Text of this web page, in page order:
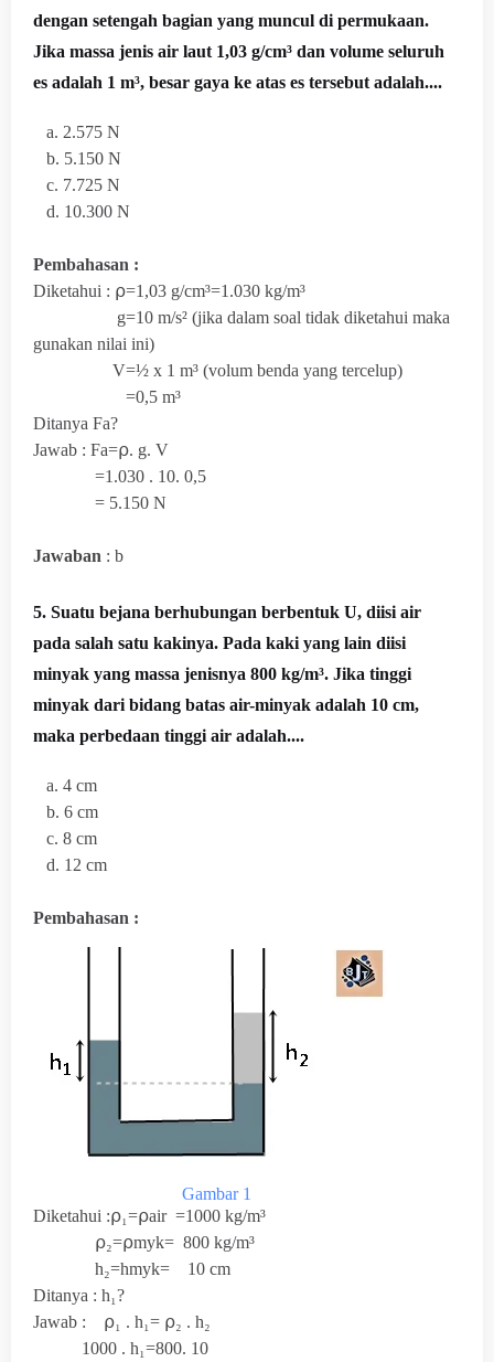
dengan setengah bagian yang muncul di permukaan.
Jika massa jenis air laut 1,03 g/cm³ dan volume seluruh
es adalah 1 m³, besar gaya ke atas es tersebut adalah....
a. 2.575 N
b. 5.150 N
c. 7.725 N
d. 10.300 N
Pembahasan :
Diketahui : ⍴=1,03 g/cm³=1.030 kg/m³
g=10 m/s² (jika dalam soal tidak diketahui maka
gunakan nilai ini)
V=½ x 1 m³ (volum benda yang tercelup)
=0,5 m³
Ditanya Fa?
Jawab : Fa=⍴. g. V
=1.030 . 10. 0,5
= 5.150 N
Jawaban : b
5. Suatu bejana berhubungan berbentuk U, diisi air
pada salah satu kakinya. Pada kaki yang lain diisi
minyak yang massa jenisnya 800 kg/m³. Jika tinggi
minyak dari bidang batas air-minyak adalah 10 cm,
maka perbedaan tinggi air adalah....
a. 4 cm
b. 6 cm
c. 8 cm
d. 12 cm
Pembahasan :
Gambar 1
Diketahui :⍴₁=⍴air =1000 kg/m³
⍴₂=⍴myk= 800 kg/m³
h₂=hmyk= 10 cm
Ditanya : h₁?
Jawab : ⍴₁ . h₁= ⍴₂ . h₂
1000 . h₁=800. 10